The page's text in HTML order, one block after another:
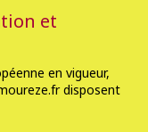
et
en vigueur,
disposent